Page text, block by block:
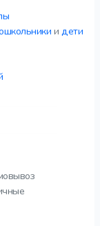
и дети